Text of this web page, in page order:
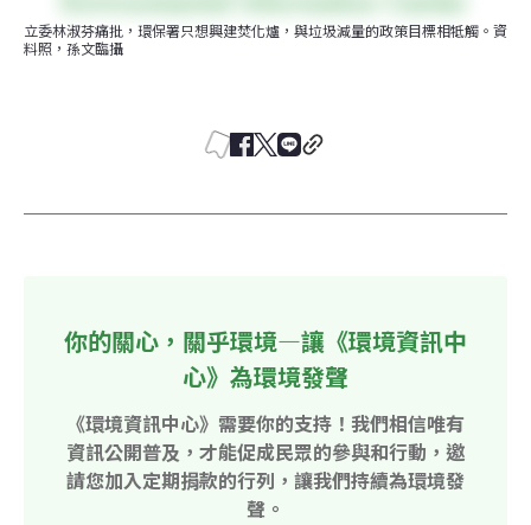
立委林淑芬痛批，環保署只想興建焚化爐，與垃圾減量的政策目標相牴觸。資
料照，孫文臨攝
你的關心，關乎環境—讓《環境資訊中
心》為環境發聲
《環境資訊中心》需要你的支持！我們相信唯有
資訊公開普及，才能促成民眾的參與和行動，邀
請您加入定期捐款的行列，讓我們持續為環境發
聲。